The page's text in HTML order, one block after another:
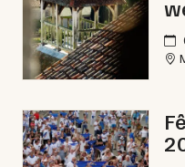
Newsletter des
Artistes en tournée
Actus à Mont-de-